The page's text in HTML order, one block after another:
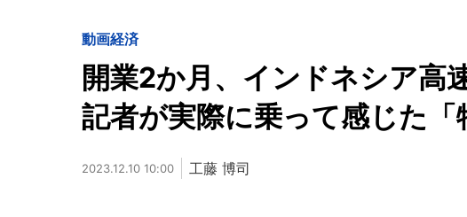
動画経済
開業2か月、インドネシア高
記者が実際に乗って感じた「
2023.12.10 10:00 工藤 博司